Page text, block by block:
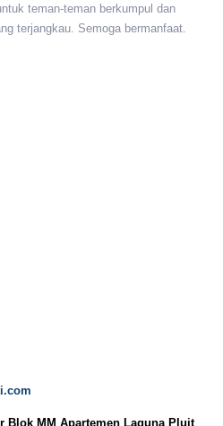
teman-teman berkumpul dan
terjangkau. Semoga bermanfaat.
Blok MM Apartemen Laguna Pluit